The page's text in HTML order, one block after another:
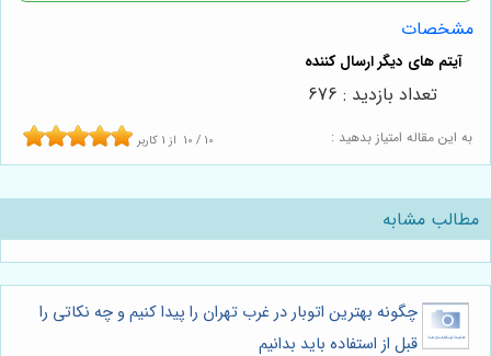
مشخصات
به این مقاله امتیاز بدهید : 10 / 10 از 1 کاربر
تعداد بازدید : 676
مطالب مشابه
چگونه بهترین اتوبار در غرب تهران را پیدا کنیم و چه نکاتی را
قبل از استفاده باید بدانیم